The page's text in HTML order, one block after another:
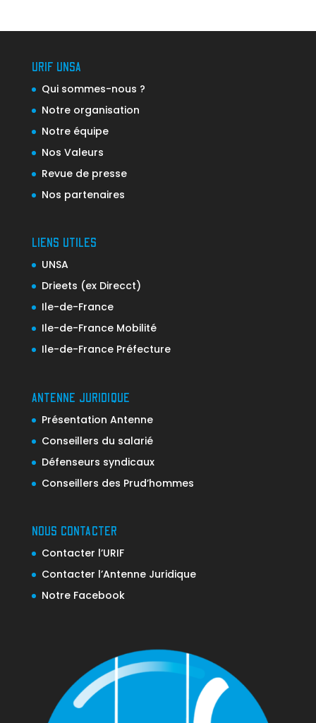
URIF UNSA
Qui sommes-nous ?
Notre organisation
Notre équipe
Nos Valeurs
Revue de presse
Nos partenaires
LIENS UTILES
UNSA
Drieets (ex Direcct)
Ile-de-France
Ile-de-France Mobilité
Ile-de-France Préfecture
ANTENNE JURIDIQUE
Présentation Antenne
Conseillers du salarié
Défenseurs syndicaux
Conseillers des Prud’hommes
NOUS CONTACTER
Contacter l’URIF
Contacter l’Antenne Juridique
Notre Facebook